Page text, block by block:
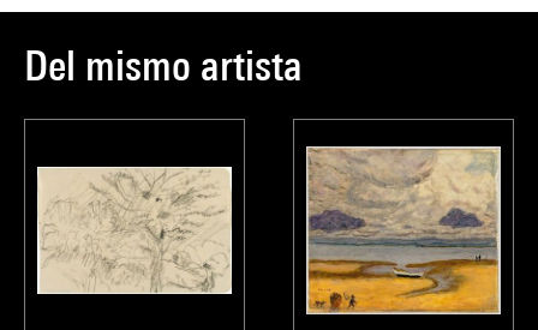
direction de Brigitte Leal, Paris, Centre Pompidou, 2007
Del mismo artista